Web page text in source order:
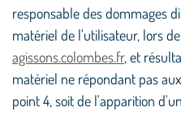
responsable des dommages
matériel de l'utilisateur, lors
agissons.colombes.fr, et
matériel ne répondant pas
point 4, soit de l'apparition